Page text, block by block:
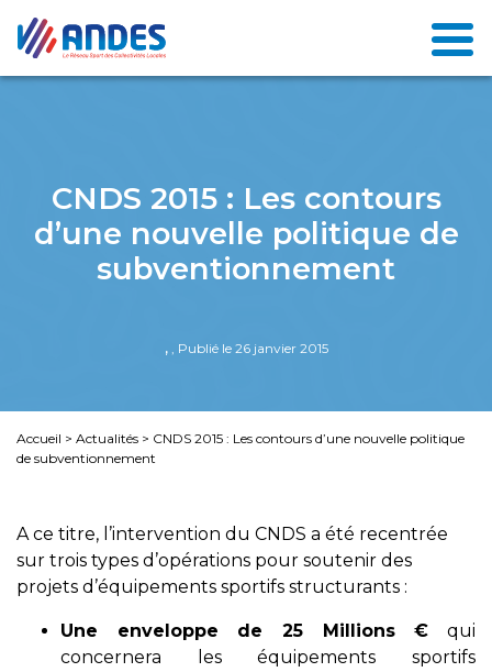
CNDS 2015 : Les contours
d’une nouvelle politique de
subventionnement
, , Publié le 26 janvier 2015
Accueil > Actualités > CNDS 2015 : Les contours d’une nouvelle politique
de subventionnement
A ce titre, l’intervention du CNDS a été recentrée
sur trois types d’opérations pour soutenir des
projets d’équipements sportifs structurants :
Une enveloppe de 25 Millions € qui
concernera les équipements sportifs